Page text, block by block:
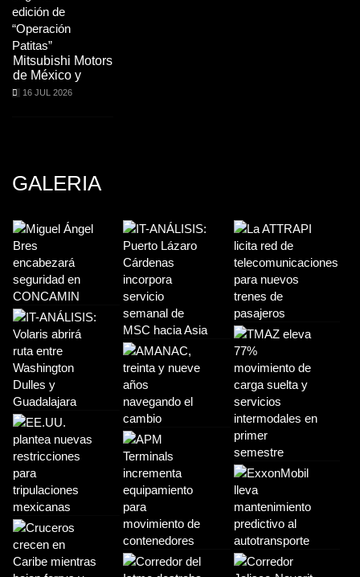
Mitsubishi Motors
de México y
16 JUL 2026
GALERIA